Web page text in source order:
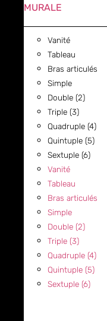
MURALE
Vanité
Tableau
Bras articulés
Simple
Double (2)
Triple (3)
Quadruple (4)
Quintuple (5)
Sextuple (6)
Vanité
Tableau
Bras articulés
Simple
Double (2)
Triple (3)
Quadruple (4)
Quintuple (5)
Sextuple (6)